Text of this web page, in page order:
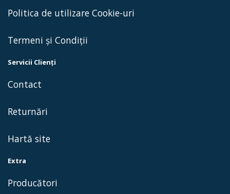
Politica de utilizare Cookie-uri
Termeni și Condiții
Servicii Clienţi
Contact
Returnări
Hartă site
Extra
Producători